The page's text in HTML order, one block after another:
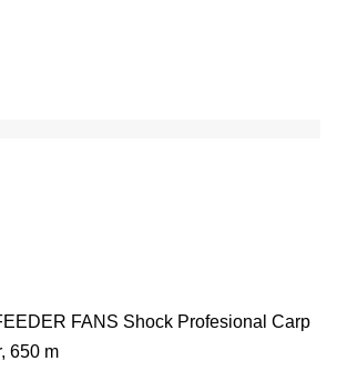
FANS Shock Profesional Carp
650 m